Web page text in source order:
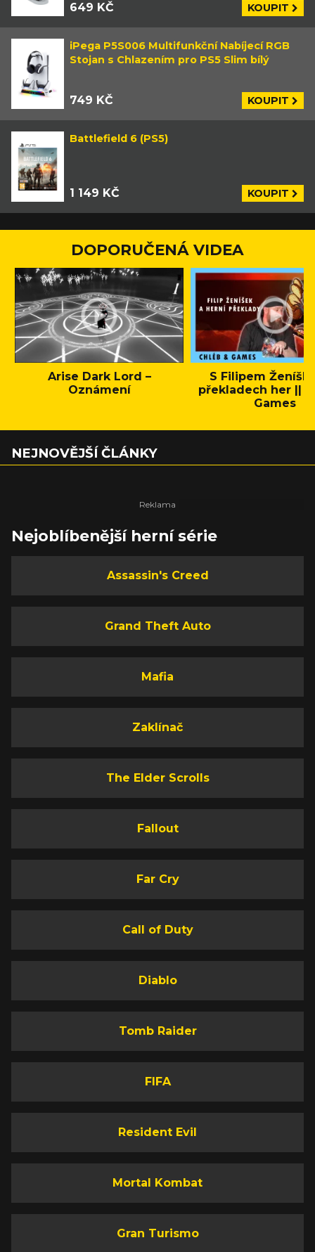
649 KČ KOUPIT
iPega P5S006 Multifunkční Nabíjecí RGB
Stojan s Chlazením pro PS5 Slim bílý
749 KČ KOUPIT
Battlefield 6 (PS5)
1 149 KČ KOUPIT
DOPORUČENÁ VIDEA
Arise Dark Lord –
Oznámení
S Filipem
překladech her ||
Games
NEJNOVĚJŠÍ ČLÁNKY
Nejoblíbenější herní série
Assassin's Creed
Grand Theft Auto
Mafia
Zaklínač
The Elder Scrolls
Fallout
Far Cry
Call of Duty
Diablo
Tomb Raider
FIFA
Resident Evil
Mortal Kombat
Gran Turismo